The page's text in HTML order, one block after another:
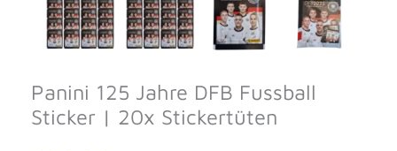
Panini 125 Jahre DFB Fussball
Sticker | 20x Stickertüten